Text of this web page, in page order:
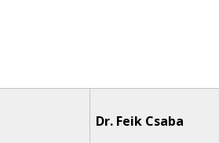
Dr. Feik Csaba